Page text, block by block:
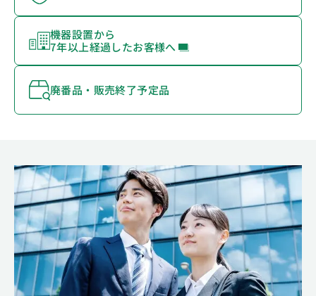
機器設置から
7年以上経過したお客様へ
廃番品・販売終了予定品